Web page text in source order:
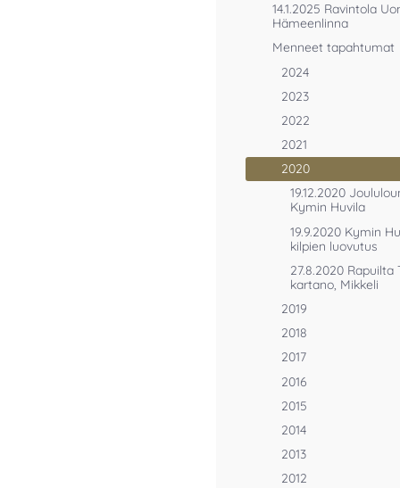
14.1.2025 Ravintola
Hämeenlinna
Menneet tapahtumat
2024
2023
2022
2021
2020
19.12.2020
Kymin Huvila
19.9.2020 Kymin
kilpien luovutus
27.8.2020 Rapuilta
kartano, Mikkeli
2019
2018
2017
2016
2015
2014
2013
2012